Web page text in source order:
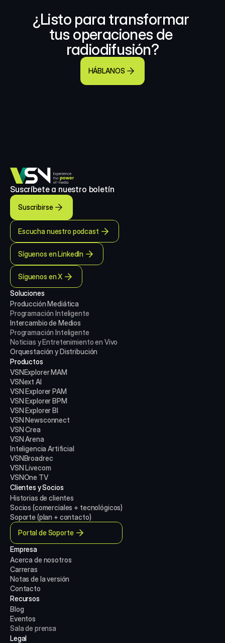
¿Listo para transformar
tus operaciones de
radiodifusión?
HÁBLANOS
Suscríbete a nuestro boletín
Suscribirse
Escucha nuestro podcast
Síguenos en LinkedIn
Síguenos en X
Soluciones
Producción Mediática
Programación Inteligente
Intercambio de Medios
Programación Inteligente
Noticias y Entretenimiento en Vivo
Orquestación y Distribución
Productos
VSNExplorer MAM
VSNext AI
VSN Explorer PAM
VSN Explorer BPM
VSN Explorer BI
VSN Newsconnect
VSN Crea
VSN Arena
Inteligencia Artificial
VSNBroadrec
VSN Livecom
VSNOne TV
Clientes y Socios
Historias de clientes
Socios (comerciales + tecnológicos)
Soporte (plan + contacto)
Portal de Soporte
Empresa
Acerca de nosotros
Carreras
Notas de la versión
Contacto
Recursos
Blog
Eventos
Sala de prensa
Legal